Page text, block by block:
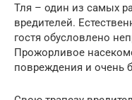
Тля – один из самых
вредителей.
гостя обусловлено
Прожорливое
повреждения и очень